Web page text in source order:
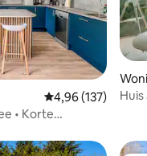
180 recensies
Gemiddelde
4,96 (137)
• Korte